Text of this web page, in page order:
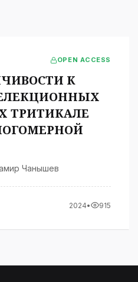
OPEN ACCESS
К
ТРИТИКАЛЕ
Чанышев
2024• 915